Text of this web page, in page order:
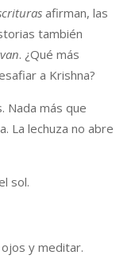
afirman, las
también
. ¿Qué más
a Krishna?
Nada más que
La lechuza no abre
sol.
y meditar.